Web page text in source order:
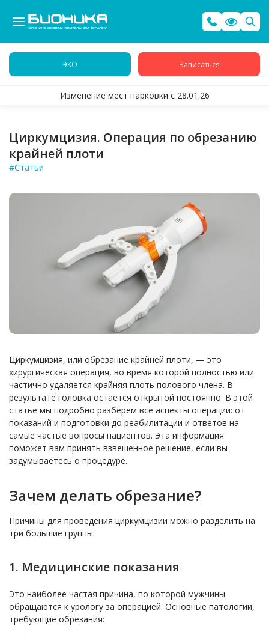
ЭКО Записаться
Изменение мест парковки с 28.01.26
Циркумцизия. Операция по обрезанию
крайней плоти
#Статьи
Циркумцизия, или обрезание крайней плоти, — это
хирургическая операция, во время которой полностью или
частично удаляется крайняя плоть полового члена. В
результате головка остается открытой постоянно. В этой
статье мы подробно разберем все аспекты операции: от
показаний и подготовки до реабилитации и ответов на
самые частые вопросы пациентов. Эта информация
поможет вам принять взвешенное решение, если вы
задумываетесь о процедуре.
Зачем делать обрезание?
Причины для проведения циркумцизии можно разделить на
три большие группы:
1. Медицинские показания
Это наиболее частая причина, по которой мужчины
обращаются к урологу за операцией. Основные патологии,
требующие обрезания: